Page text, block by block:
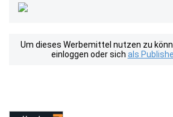
Um dieses Werbemittel nutzen zu
einloggen oder sich als